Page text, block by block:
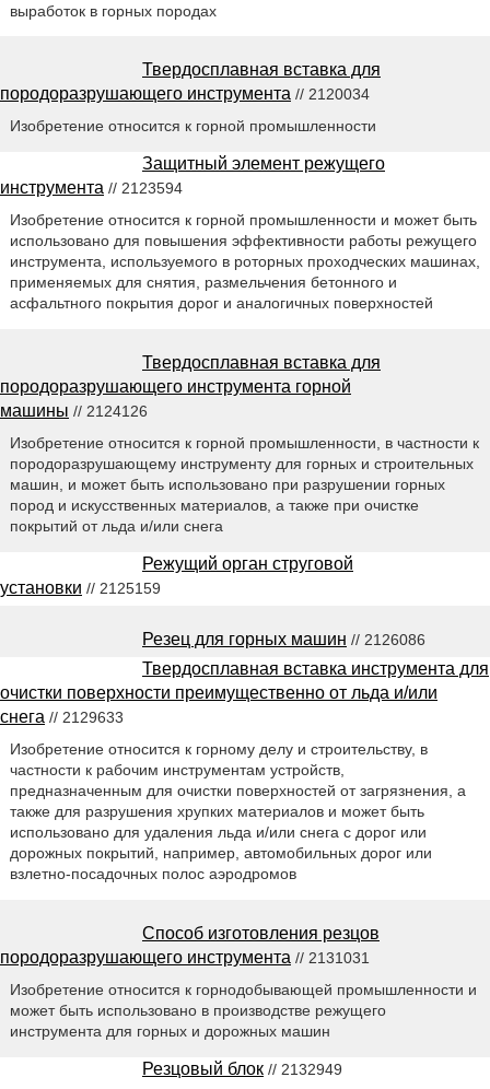
выработок в горных породах
Твердосплавная вставка для
породоразрушающего инструмента // 2120034
Изобретение относится к горной промышленности
Защитный элемент режущего
инструмента // 2123594
Изобретение относится к горной промышленности и может быть
использовано для повышения эффективности работы режущего
инструмента, используемого в роторных проходческих машинах,
применяемых для снятия, размельчения бетонного и
асфальтного покрытия дорог и аналогичных поверхностей
Твердосплавная вставка для
породоразрушающего инструмента горной
машины // 2124126
Изобретение относится к горной промышленности, в частности к
породоразрушающему инструменту для горных и строительных
машин, и может быть использовано при разрушении горных
пород и искусственных материалов, а также при очистке
покрытий от льда и/или снега
Режущий орган струговой
установки // 2125159
Резец для горных машин // 2126086
Твердосплавная вставка инструмента для
очистки поверхности преимущественно от льда и/или
снега // 2129633
Изобретение относится к горному делу и строительству, в
частности к рабочим инструментам устройств,
предназначенным для очистки поверхностей от загрязнения, а
также для разрушения хрупких материалов и может быть
использовано для удаления льда и/или снега с дорог или
дорожных покрытий, например, автомобильных дорог или
взлетно-посадочных полос аэродромов
Способ изготовления резцов
породоразрушающего инструмента // 2131031
Изобретение относится к горнодобывающей промышленности и
может быть использовано в производстве режущего
инструмента для горных и дорожных машин
Резцовый блок // 2132949